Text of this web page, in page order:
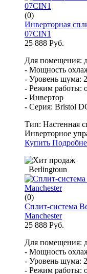
(0)
Инверторная
07CIN1
25 888 Руб.
Для помещения:
- Мощность
- Уровень шума:
- Режим работы:
- Инвертор
- Серия: Bristol
Тип: Настенная
Инверторное
Купить
Berlingtoun
(0)
Сплит-система
Manchester
25 888 Руб.
Для помещения:
- Мощность
- Уровень шума:
- Режим работы: